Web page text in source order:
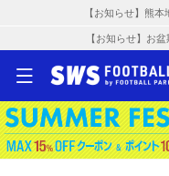
【お知らせ】熊
【お知らせ】お